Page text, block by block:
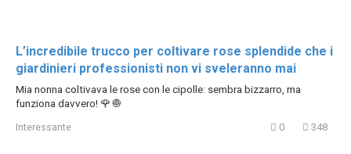
L’incredibile trucco per coltivare rose splendide che i
giardinieri professionisti non vi sveleranno mai
Mia nonna coltivava le rose con le cipolle: sembra bizzarro, ma
funziona davvero! 🌹🧅
Interessante 0 348